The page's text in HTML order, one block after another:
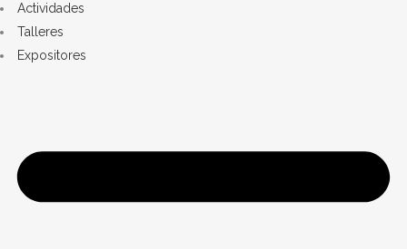
Actividades
Talleres
Expositores